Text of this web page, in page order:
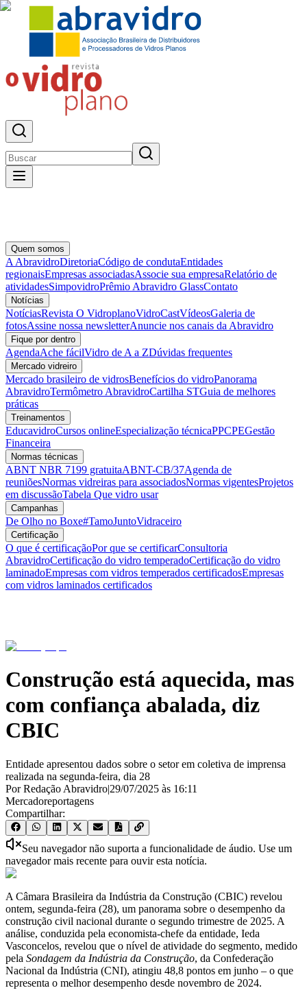
Quem somos
A AbravidroDiretoriaCódigo de condutaEntidades
regionaisEmpresas associadasAssocie sua empresaRelatório de
atividadesSimpovidroPrêmio Abravidro GlassContato
Notícias
NotíciasRevista O VidroplanoVidroCastVídeosGaleria de
fotosAssine nossa newsletterAnuncie nos canais da Abravidro
Fique por dentro
AgendaAche fácilVidro de A a ZDúvidas frequentes
Mercado vidreiro
Mercado brasileiro de vidrosBenefícios do vidroPanorama
AbravidroTermômetro AbravidroCartilha STGuia de melhores
práticas
Treinamentos
EducavidroCursos onlineEspecialização técnicaPPCPEGestão
Financeira
Normas técnicas
ABNT NBR 7199 gratuitaABNT-CB/37Agenda de
reuniõesNormas vidreiras para associadosNormas vigentesProjetos
em discussãoTabela Que vidro usar
Campanhas
De Olho no Boxe#TamoJuntoVidraceiro
Certificação
O que é certificaçãoPor que se certificarConsultoria
AbravidroCertificação do vidro temperadoCertificação do vidro
laminadoEmpresas com vidros temperados certificadosEmpresas
com vidros laminados certificados
Construção está aquecida, mas
com confiança abalada, diz
CBIC
Entidade apresentou dados sobre o setor em coletiva de imprensa
realizada na segunda-feira, dia 28
Por Redação Abravidro|29/07/2025 às 16:11
Mercadoreportagens
Compartilhar:
Seu navegador não suporta a funcionalidade de áudio. Use um
navegador mais recente para ouvir esta notícia.
A Câmara Brasileira da Indústria da Construção (CBIC) revelou
ontem, segunda-feira (28), um panorama sobre o desempenho da
construção civil nacional durante o segundo trimestre de 2025. A
análise, conduzida pela economista-chefe da entidade, Ieda
Vasconcelos, revelou que o nível de atividade do segmento, medido
pela Sondagem da Indústria da Construção, da Confederação
Nacional da Indústria (CNI), atingiu 48,8 pontos em junho – o que
representa o melhor desempenho desde novembro de 2024.